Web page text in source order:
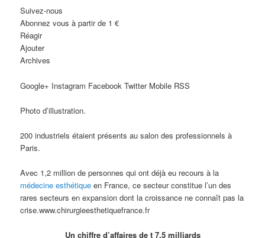
Suivez-nous
Abonnez vous à partir de 1 €
Réagir
Ajouter
Archives
Google+ Instagram Facebook Twitter Mobile RSS
Photo d’illustration.
200 industriels étaient présents au salon des professionnels à
Paris.
Avec 1,2 million de personnes qui ont déjà eu recours à la
médecine esthétiqueen France, ce secteur constitue l’un des
rares secteurs en expansion dont la croissance ne connaît pas la
crise.www.chirurgieesthetiquefrance.fr
Un chiffre d’affaires de t 7,5 milliards